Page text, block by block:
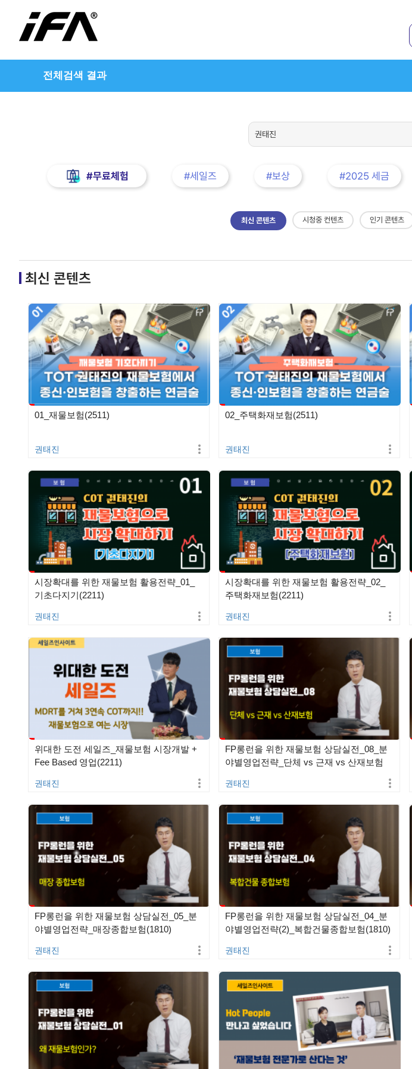
전체검색 결과
#무료체험 #세일즈 #보상 #2025 세금
최신 콘텐츠 시청중 컨텐츠 인기 콘텐츠
최신 콘텐츠
01_재물보험(2511)
권태진
02_주택화재보험(2511)
권태진
시장확대를 위한 재물보험 활용전략_01_
기초다지기(2211)
권태진
시장확대를 위한 재물보험 활용전략_02_
주택화재보험(2211)
권태진
위대한 도전 세일즈_재물보험 시장개발 +
Fee Based 영업(2211)
권태진
FP롱런을 위한 재물보험 상담실전_08_분
야별영업전략_단체 vs 근재 vs 산재보험
권태진
FP롱런을 위한 재물보험 상담실전_05_분
야별영업전략_매장종합보험(1810)
권태진
FP롱런을 위한 재물보험 상담실전_04_분
야별영업전략(2)_복합건물종합보험(1810)
권태진